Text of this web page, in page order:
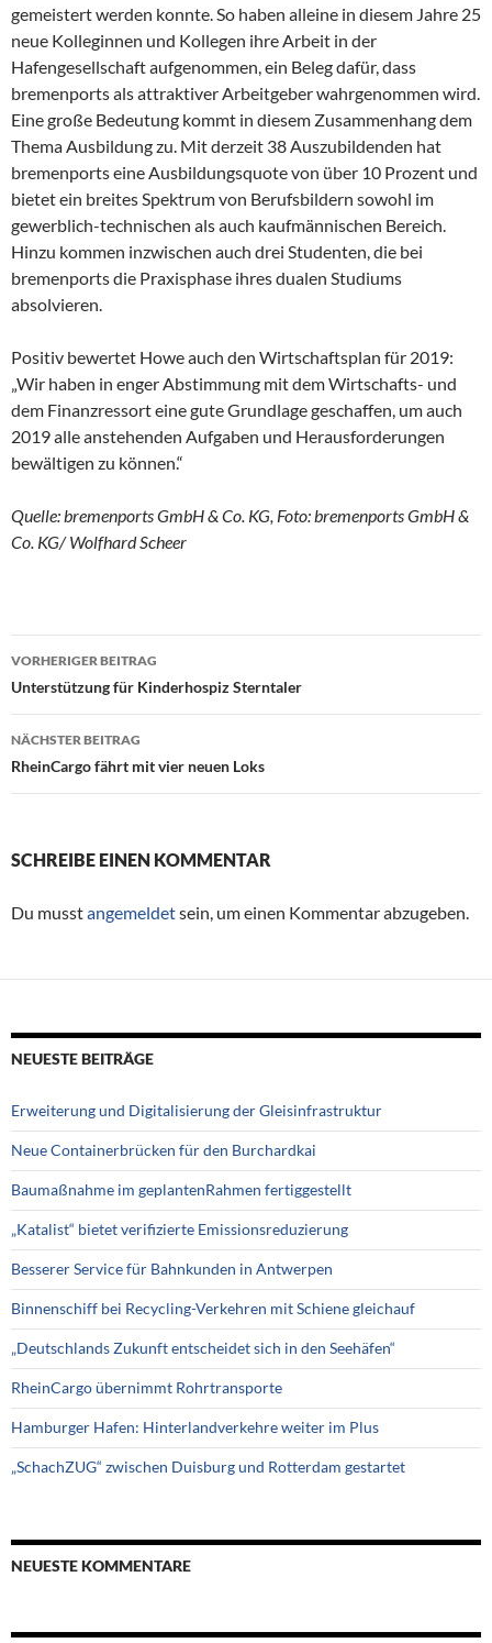
gemeistert werden konnte. So haben alleine in diesem Jahre 25
neue Kolleginnen und Kollegen ihre Arbeit in der
Hafengesellschaft aufgenommen, ein Beleg dafür, dass
bremenports als attraktiver Arbeitgeber wahrgenommen wird.
Eine große Bedeutung kommt in diesem Zusammenhang dem
Thema Ausbildung zu. Mit derzeit 38 Auszubildenden hat
bremenports eine Ausbildungsquote von über 10 Prozent und
bietet ein breites Spektrum von Berufsbildern sowohl im
gewerblich-technischen als auch kaufmännischen Bereich.
Hinzu kommen inzwischen auch drei Studenten, die bei
bremenports die Praxisphase ihres dualen Studiums
absolvieren.
Positiv bewertet Howe auch den Wirtschaftsplan für 2019:
„Wir haben in enger Abstimmung mit dem Wirtschafts- und
dem Finanzressort eine gute Grundlage geschaffen, um auch
2019 alle anstehenden Aufgaben und Herausforderungen
bewältigen zu können.“
Quelle: bremenports GmbH & Co. KG, Foto: bremenports GmbH &
Co. KG/ Wolfhard Scheer
Beitragsnavigation
VORHERIGER BEITRAG
Unterstützung für Kinderhospiz Sterntaler
NÄCHSTER BEITRAG
RheinCargo fährt mit vier neuen Loks
SCHREIBE EINEN KOMMENTAR
Du musstangemeldetsein, um einen Kommentar abzugeben.
NEUESTE BEITRÄGE
Erweiterung und Digitalisierung der Gleisinfrastruktur
Neue Containerbrücken für den Burchardkai
Baumaßnahme im geplantenRahmen fertiggestellt
„Katalist“ bietet verifizierte Emissionsreduzierung
Besserer Service für Bahnkunden in Antwerpen
Binnenschiff bei Recycling-Verkehren mit Schiene gleichauf
„Deutschlands Zukunft entscheidet sich in den Seehäfen“
RheinCargo übernimmt Rohrtransporte
Hamburger Hafen: Hinterlandverkehre weiter im Plus
„SchachZUG“ zwischen Duisburg und Rotterdam gestartet
NEUESTE KOMMENTARE